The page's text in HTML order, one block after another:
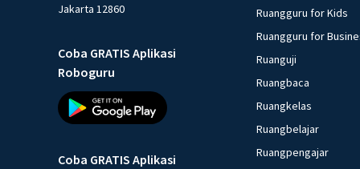
Jakarta 12860
Coba GRATIS Aplikasi
Roboguru
Coba GRATIS Aplikasi
Ruangguru for Kids
Ruangguru for
Ruanguji
Ruangbaca
Ruangkelas
Ruangbelajar
Ruangpengajar